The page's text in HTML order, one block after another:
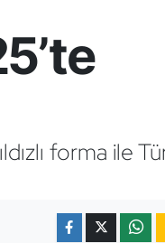
forma ile